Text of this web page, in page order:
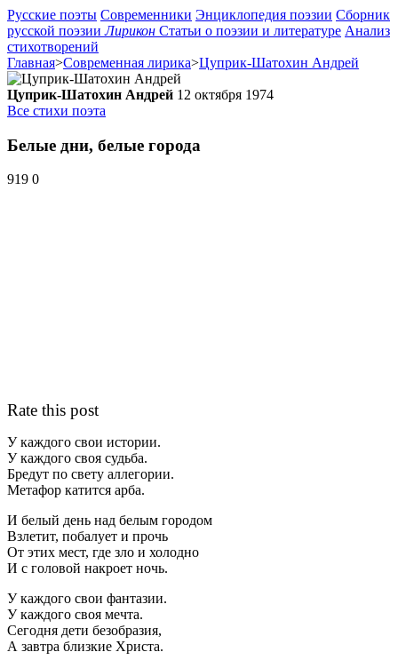
Русские поэты Современники Энциклопедия поэзии Сборник
русской поэзии Лирикон Статьи о поэзии и литературе Анализ
стихотворений
Главная>Современная лирика>Цуприк-Шатохин Андрей
Цуприк-Шатохин Андрей 12 октября 1974
Все стихи поэта
Белые дни, белые города
919 0
Rate this post
У каждого свои истории.
У каждого своя судьба.
Бредут по свету аллегории.
Метафор катится арба.
И белый день над белым городом
Взлетит, побалует и прочь
От этих мест, где зло и холодно
И с головой накроет ночь.
У каждого свои фантазии.
У каждого своя мечта.
Сегодня дети безобразия,
А завтра близкие Христа.